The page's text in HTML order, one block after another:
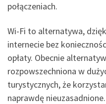
połączeniach.
Wi-Fi to alternatywa,
internecie bez
opłaty. Obecnie
rozpowszechniona w
turystycznych, że
naprawdę nieuzasadnione.